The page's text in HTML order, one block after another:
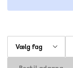
Vælg fag